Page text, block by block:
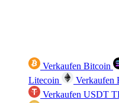
Verkaufen Bitcoin
Litecoin
Verkaufen
Verkaufen USDT